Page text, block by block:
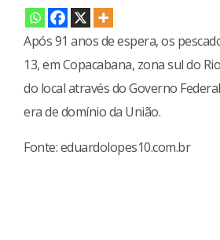
Após 91 anos de espera, os
13, em Copacabana, zona sul do
do local através do Governo
era de domínio da União.
Fonte: eduardolopes10.com.br